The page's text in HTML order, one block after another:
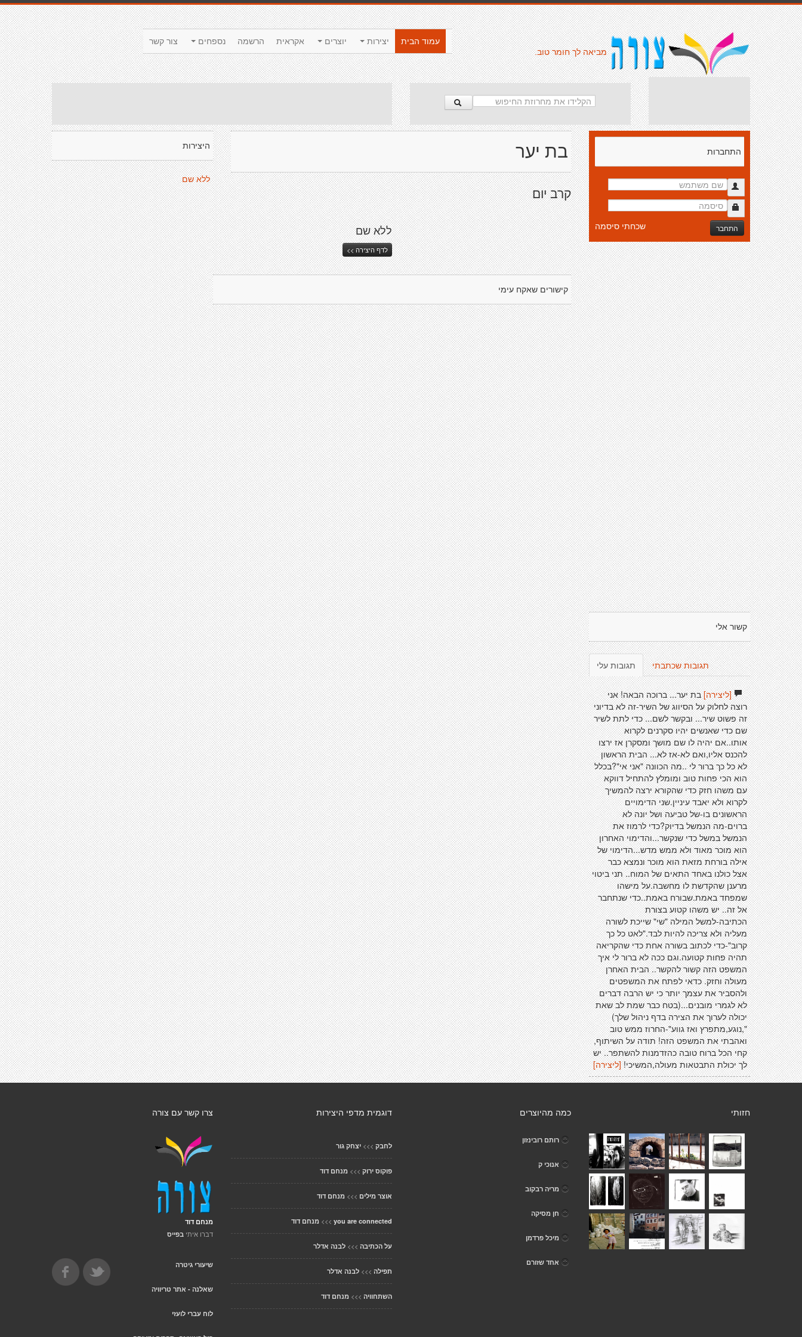
צור קשר נספחים הרשמה אקראית יוצרים יצירות
עמוד הבית
מביאה לך חומר טוב.
היצירות
ללא שם
בת יער
קרב יום
ללא שם
לדף היצירה >>
קישורים שאקח עימי
התחברות
התחבר שכחתי סיסמה
קשור אלי
תגובות עלי תגובות שכתבתי
[ליצירה]בת יער... ברוכה הבאה! אני
רוצה לחלוק על הסיווג של השיר-זה לא בדיוני
זה פשוט שיר... ובקשר לשם... כדי לתת לשיר
שם כדי שאנשים יהיו סקרנים לקרוא
אותו..אם יהיה לו שם מושך ומסקרן אז ירצו
להכנס אליו,ואם לא-אז לא... הבית הראשון
לא כל כך ברור לי ..מה הכוונה "אני אי"?בכלל
הוא הכי פחות טוב ומומלץ להתחיל דווקא
עם משהו חזק כדי שהקורא ירצה להמשיך
לקרוא ולא יאבד עיניין.שני הדימויים
הראשונים בו-של טביעה ושל יונה לא
ברוים-מה הנמשל בדיוק?כדי לרמוז את
הנמשל במשל כדי שנקשר...והדימוי האחרון
הוא מוכר מאוד ולא ממש מדש...הדימוי של
אילה בורחת מזאת הוא מוכר ונמצא כבר
אצל כולנו באחד התאים של המוח.. תני ביטוי
מרענן שהקדשת לו מחשבה.על מישהו
שמפחד באמת.שבורח באמת..כדי שנתחבר
אל זה.. יש משהו קטוע בצורת
הכתיבה-למשל המילה "שי" שייכת לשורה
מעליה ולא צריכה להיות לבד."לאט כל כך
קרוב"-כדי לכתוב בשורה אחת כדי שהקריאה
תהיה פחות קטועה.וגם ככה לא ברור לי איך
המשפט הזה קשור להקשר.. הבית האחרן
מעולה וחזק. כדאי לפתח את המשפטים
ולהסביר את עצמך יותר כי יש הרבה דברים
לא לגמרי מובנים...(בטח כבר שמת לב שאת
יכולה לערוך את הצירה בדף ניהול שלך)
",נוגע,מתפרץ ואז גווע"-החרוז ממש טוב
ואהבתי את המשפט הזה! תודה על השיתוף,
קחי הכל ברוח טובה כהזדמנות להשתפר.. יש
לך יכולת התבטאות מעולה,המשיכי![ליצירה]
צרו קשר עם צורה
מנחם דוד
דברו איתי בפייס
שיעורי גיטרה
שאלנה - אתר טריוויה
לוח עברי לועזי
דוגמית מדפי היצירות
לחבק >>> יצחק גור
פוקוס ירוק >>> מנחם דוד
אוצר מילים >>> מנחם דוד
you are connected
>>> מנחם דוד
על הכתיבה >>> לבנה אדלר
תפילה >>> לבנה אדלר
השתחוויה >>> מנחם דוד
כמה מהיוצרים
רותם רובינזון
אנוכי ק
מריה רבקוב
חן מסיקה
מיכל פרדמן
אחד שזורם
חזותי